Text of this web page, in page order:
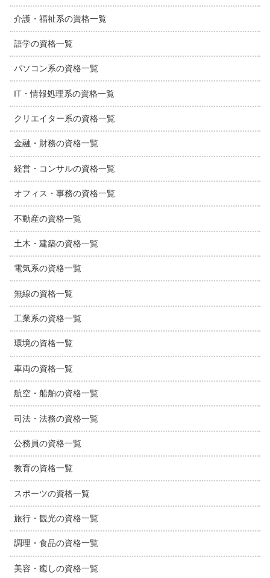
介護・福祉系の資格一覧
語学の資格一覧
パソコン系の資格一覧
IT・情報処理系の資格一覧
クリエイター系の資格一覧
金融・財務の資格一覧
経営・コンサルの資格一覧
オフィス・事務の資格一覧
不動産の資格一覧
土木・建築の資格一覧
電気系の資格一覧
無線の資格一覧
工業系の資格一覧
環境の資格一覧
車両の資格一覧
航空・船舶の資格一覧
司法・法務の資格一覧
公務員の資格一覧
教育の資格一覧
スポーツの資格一覧
旅行・観光の資格一覧
調理・食品の資格一覧
美容・癒しの資格一覧